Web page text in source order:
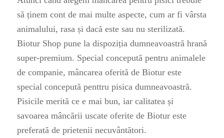
să ținem cont de mai multe aspecte, cum ar fi vârsta
animalului, rasa și dacă este sau nu sterilizată.
Biotur Shop pune la dispoziția dumneavoastră hrană
super-premium. Special concepută pentru animalele
de companie, mâncarea oferită de Biotur este
special concepută penttru pisica dumneavoastră.
Pisicile merită ce e mai bun, iar calitatea și
savoarea mâncării uscate oferite de Biotur este
preferată de prietenii necuvântători.